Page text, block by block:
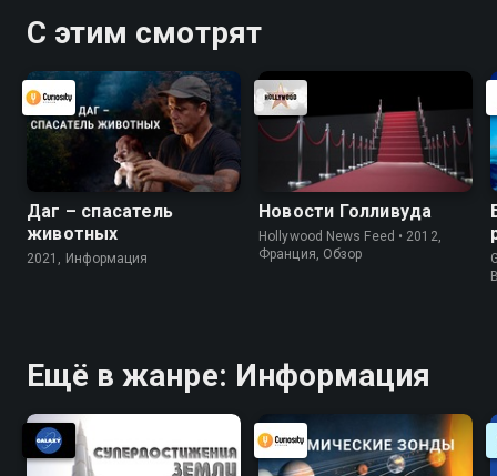
С этим смотрят
Даг – спасатель
животных
2021, Информация
Новости Голливуда
Hollywood News Feed • 2012,
Франция, Обзор
Ещё в жанре: Информация